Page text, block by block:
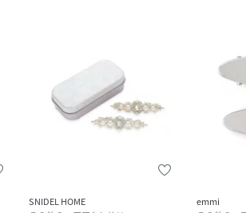
SNIDEL HOME
emmi